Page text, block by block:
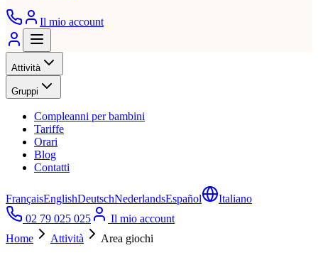
Il mio account
Attività
Gruppi
Compleanni per bambini
Tariffe
Orari
Blog
Contatti
FrançaisEnglishDeutschNederlandsEspañol
Italiano
02 79 025 025
Il mio account
Home
Attività Area giochi